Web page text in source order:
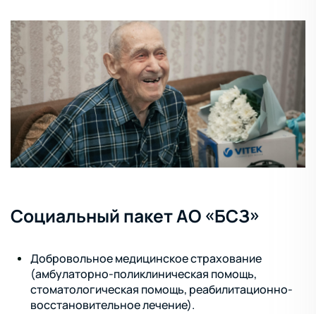
Социальный пакет АО «БСЗ»
Добровольное медицинское страхование
(амбулаторно-поликлиническая помощь,
стоматологическая помощь, реабилитационно-
восстановительное лечение).